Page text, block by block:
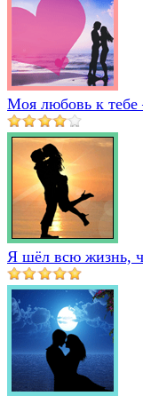
Моя любовь к
Я шёл всю жизнь,